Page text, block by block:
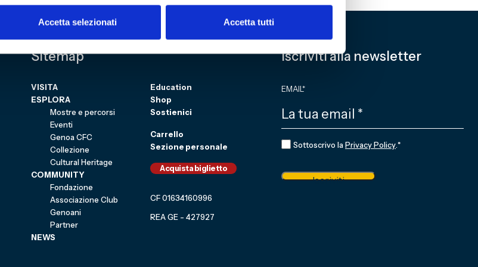
Accetta selezionati Accetta tutti
Sitemap
VISITA
ESPLORA
Mostre e percorsi
Eventi
Genoa CFC
Collezione
Cultural Heritage
COMMUNITY
Fondazione
Associazione Club
Genoani
Partner
NEWS
Education
Shop
Sostienici
Carrello
Sezione personale
Acquista biglietto
CF 01634160996
REA GE - 427927
Iscriviti alla newsletter
EMAIL*
CONSENSO*
Sottoscrivo laPrivacy Policy.*
Iscriviti